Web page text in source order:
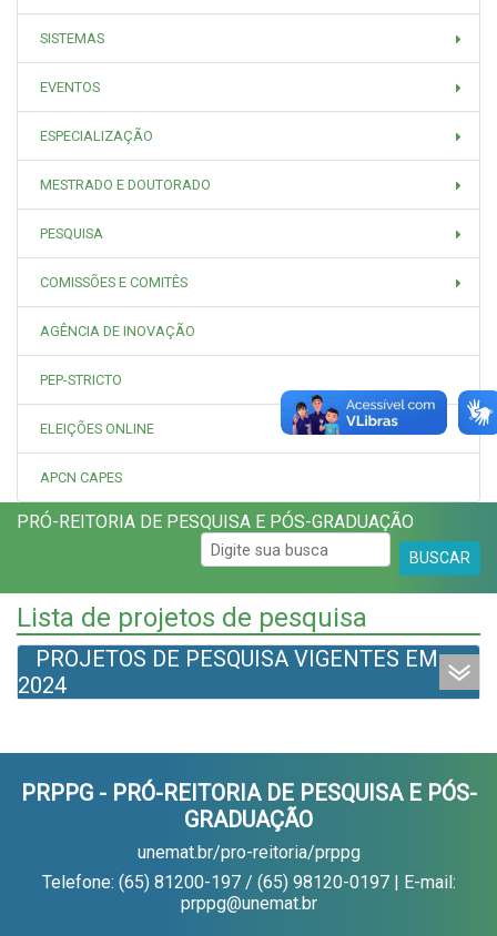
SISTEMAS
EVENTOS
ESPECIALIZAÇÃO
MESTRADO E DOUTORADO
PESQUISA
COMISSÕES E COMITÊS
AGÊNCIA DE INOVAÇÃO
PEP-STRICTO
ELEIÇÕES ONLINE
APCN CAPES
PRÓ-REITORIA DE PESQUISA E PÓS-GRADUAÇÃO
BUSCAR
Lista de projetos de pesquisa
PROJETOS DE PESQUISA VIGENTES EM
2024
PRPPG - PRÓ-REITORIA DE PESQUISA E PÓS-
GRADUAÇÃO
unemat.br/pro-reitoria/prppg
Telefone: (65) 81200-197 / (65) 98120-0197 | E-mail:
prppg@unemat.br